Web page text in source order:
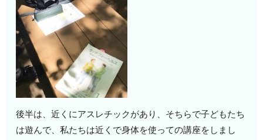
後半は、近くにアスレチックがあり、そちらで子どもたち
は遊んで、私たちは近くで身体を使っての講座をしまし